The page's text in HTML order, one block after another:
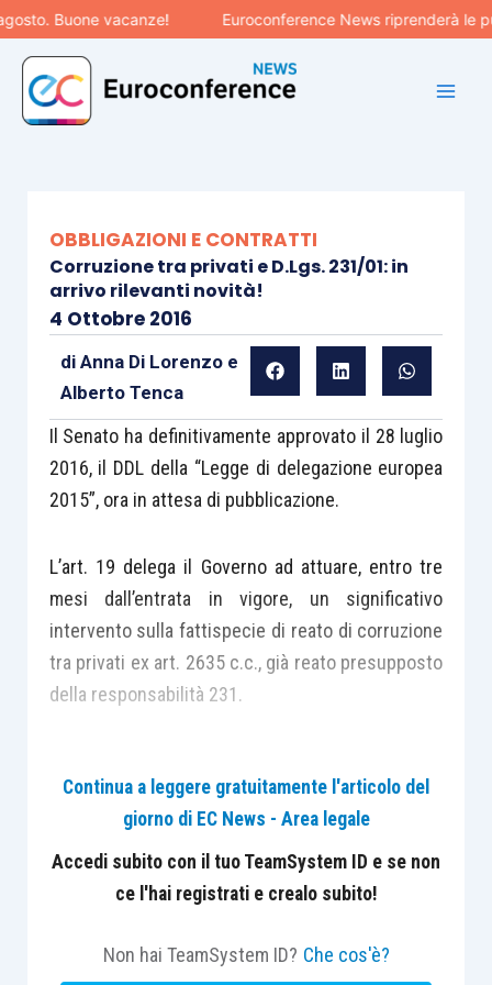
Vai
al
contenuto
Buone vacanze! Euroconference News riprenderà le
OBBLIGAZIONI E CONTRATTI
Corruzione tra privati e D.Lgs. 231/01: in
arrivo rilevanti novità!
4 Ottobre 2016
di Anna Di Lorenzoe
Alberto Tenca
Il Senato ha definitivamente approvato il 28 luglio
2016, il DDL della “Legge di delegazione europea
2015”, ora in attesa di pubblicazione.
L’art. 19 delega il Governo ad attuare, entro tre
mesi dall’entrata in vigore, un significativo
intervento sulla fattispecie di reato di corruzione
tra privati ex art. 2635 c.c., già reato presupposto
della responsabilità 231.
Quadro 2003/568/GAI del 22 luglio 2003, relativa
alla lotta contro la corruzione nel settore privato.
Tale Decisione Quadro chiedeva agli Stati membri
di prevedere l’illiceità penale delle seguenti
Continua a leggere gratuitamente l'articolo del
giorno di EC News - Area legale
Accedi subito con il tuo TeamSystem ID e se non
ce l'hai registrati e crealo subito!
Non hai TeamSystem ID? Che cos'è?